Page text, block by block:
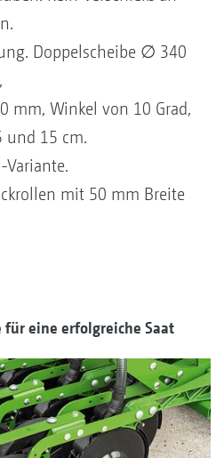
Doppelscheibe ∅ 340
mm, Winkel von 10 Grad,
und 15 cm.
Variante.
mit 50 mm Breite
eine erfolgreiche Saat